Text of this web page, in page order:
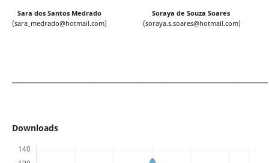
Sara dos Santos Medrado Soraya de Souza Soares
(sara_medrado@hotmail.com) (soraya.s.soares@hotmail.com)
Downloads